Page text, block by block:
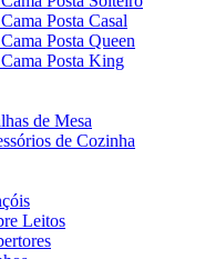
Posta Casal
Posta Queen
Posta King
de Mesa
de Cozinha
Leitos